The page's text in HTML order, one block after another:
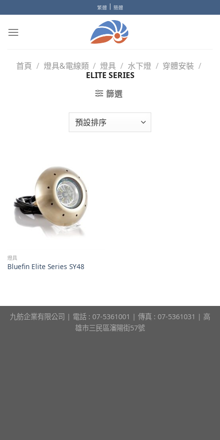
to
content
繁體 | 簡體
首頁 / 燈具&電線類 / 燈具 / 水下燈 / 穿體安裝 /
ELITE SERIES
篩選
燈具
Bluefin Elite Series SY48
九舫企業有限公司 | 電話 : 07-5361001 | 傳真 : 07-5361031 | 高
雄市三民區瀋陽街57號